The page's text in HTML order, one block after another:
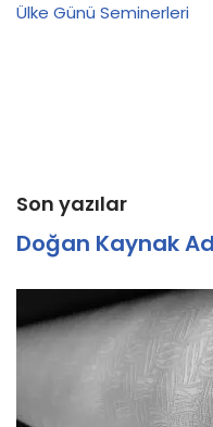
Ülke Günü Seminerleri
Son yazılar
Doğan Kaynak